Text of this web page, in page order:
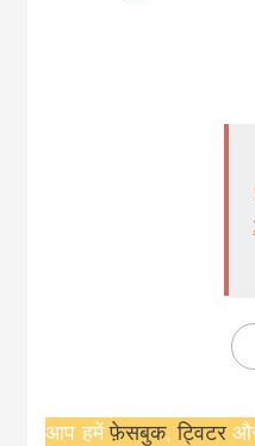
आप हमेंफ़ेसबुक,ट्विटर